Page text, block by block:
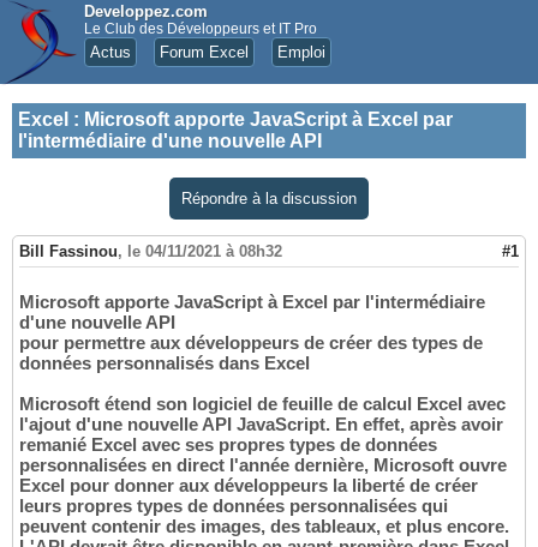
Developpez.com
Le Club des Développeurs et IT Pro
Actus Forum Excel Emploi
Excel : Microsoft apporte JavaScript à Excel par
l'intermédiaire d'une nouvelle API
Répondre à la discussion
Bill Fassinou, le 04/11/2021 à 08h32 #1
Microsoft apporte JavaScript à Excel par l'intermédiaire
d'une nouvelle API
pour permettre aux développeurs de créer des types de
données personnalisés dans Excel
Microsoft étend son logiciel de feuille de calcul Excel avec
l'ajout d'une nouvelle API JavaScript. En effet, après avoir
remanié Excel avec ses propres types de données
personnalisées en direct l'année dernière, Microsoft ouvre
Excel pour donner aux développeurs la liberté de créer
leurs propres types de données personnalisées qui
peuvent contenir des images, des tableaux, et plus encore.